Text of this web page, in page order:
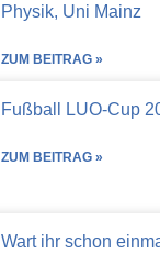
Physik, Uni Mainz
ZUM BEITRAG »
Fußball LUO-Cup
ZUM BEITRAG »
Wart ihr schon